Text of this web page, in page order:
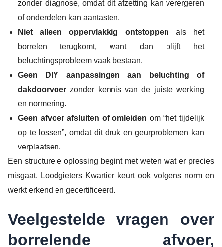
zonder diagnose, omdat dit afzetting kan verergeren
of onderdelen kan aantasten.
Niet alleen oppervlakkig ontstoppen als het
borrelen terugkomt, want dan blijft het
beluchtingsprobleem vaak bestaan.
Geen DIY aanpassingen aan beluchting of
dakdoorvoer zonder kennis van de juiste werking
en normering.
Geen afvoer afsluiten of omleiden om “het tijdelijk
op te lossen”, omdat dit druk en geurproblemen kan
verplaatsen.
Een structurele oplossing begint met weten wat er precies
misgaat. Loodgieters Kwartier keurt ook volgens norm en
werkt erkend en gecertificeerd.
Veelgestelde vragen over
borrelende afvoer,